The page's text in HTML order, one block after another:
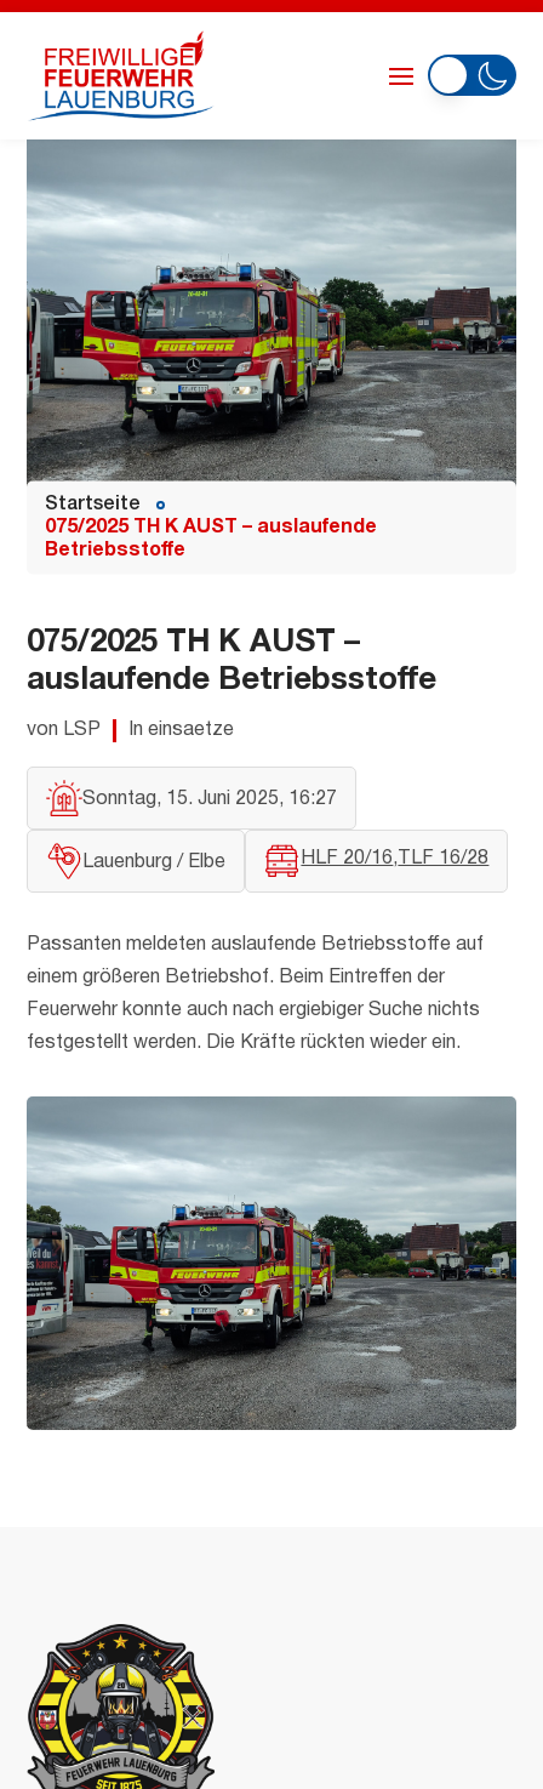
Startseite
075/2025 TH K AUST – auslaufende
Betriebsstoffe
075/2025 TH K AUST –
auslaufende Betriebsstoffe
von LSP In einsaetze
Sonntag, 15. Juni 2025, 16:27
Lauenburg / Elbe HLF 20/16 TLF 16/28
Passanten meldeten auslaufende Betriebsstoffe auf
einem größeren Betriebshof. Beim Eintreffen der
Feuerwehr konnte auch nach ergiebiger Suche nichts
festgestellt werden. Die Kräfte rückten wieder ein.